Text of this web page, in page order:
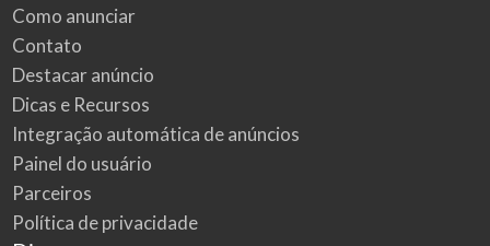
Como anunciar
Contato
Destacar anúncio
Dicas e Recursos
Integração automática de anúncios
Painel do usuário
Parceiros
Política de privacidade